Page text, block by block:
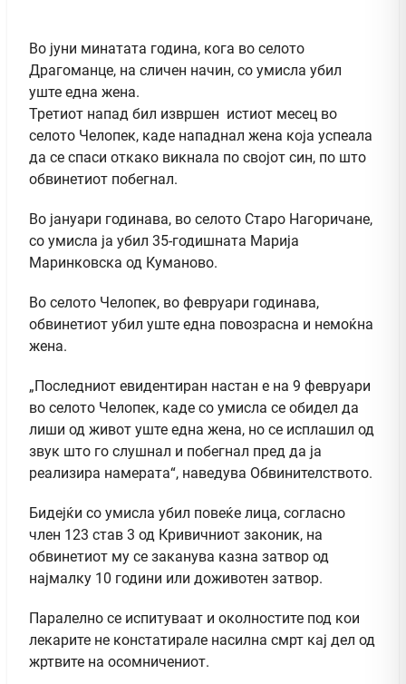
Во јуни минатата година, кога во селото
Драгоманце, на сличен начин, со умисла убил
уште една жена.
Третиот напад бил извршен истиот месец во
селото Челопек, каде нападнал жена која успеала
да се спаси откако викнала по својот син, по што
обвинетиот побегнал.
Во јануари годинава, во селото Старо Нагоричане,
со умисла ја убил 35-годишната Марија
Маринковска од Куманово.
Во селото Челопек, во февруари годинава,
обвинетиот убил уште една повозрасна и немоќна
жена.
„Последниот евидентиран настан е на 9 февруари
во селото Челопек, каде со умисла се обидел да
лиши од живот уште една жена, но се исплашил од
звук што го слушнал и побегнал пред да ја
реализира намерата“, наведува Обвинителството.
Бидејќи со умисла убил повеќе лица, согласно
член 123 став 3 од Кривичниот законик, на
обвинетиот му се заканува казна затвор од
најмалку 10 години или доживотен затвор.
Паралелно се испитуваат и околностите под кои
лекарите не констатирале насилна смрт кај дел од
жртвите на осомничениот.